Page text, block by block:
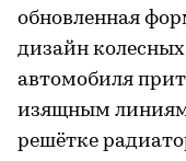
обновленная
дизайн
автомобиля
изящным линиям
решётке